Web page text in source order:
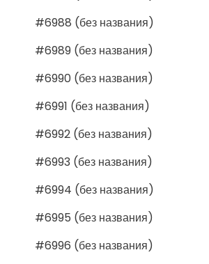
#6988 (без названия)
#6989 (без названия)
#6990 (без названия)
#6991 (без названия)
#6992 (без названия)
#6993 (без названия)
#6994 (без названия)
#6995 (без названия)
#6996 (без названия)